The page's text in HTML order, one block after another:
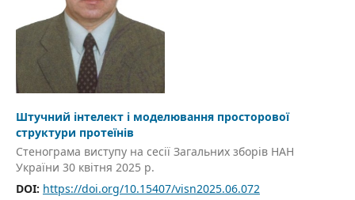
Штучний інтелект і моделювання просторової
структури протеїнів
Стенограма виступу на сесії Загальних зборів НАН
України 30 квітня 2025 р.
DOI: https://doi.org/10.15407/visn2025.06.072